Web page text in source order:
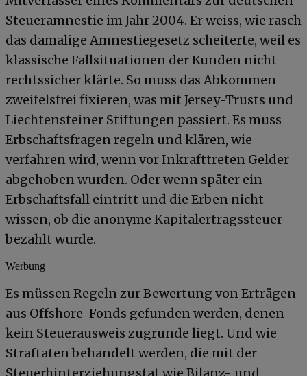
Steueramnestie im Jahr 2004. Er weiss, wie rasch
das damalige Amnestiegesetz scheiterte, weil es
klassische Fallsituationen der Kunden nicht
rechtssicher klärte. So muss das Abkommen
zweifelsfrei fixieren, was mit Jersey-Trusts und
Liechtensteiner Stiftungen passiert. Es muss
Erbschaftsfragen regeln und klären, wie
verfahren wird, wenn vor Inkrafttreten Gelder
abgehoben wurden. Oder wenn später ein
Erbschaftsfall eintritt und die Erben nicht
wissen, ob die anonyme Kapitalertragssteuer
bezahlt wurde.
Werbung
Es müssen Regeln zur Bewertung von Erträgen
aus Offshore-Fonds gefunden werden, denen
kein Steuerausweis zugrunde liegt. Und wie
Straftaten behandelt werden, die mit der
Steuerhinterziehungstat wie Bilanz- und